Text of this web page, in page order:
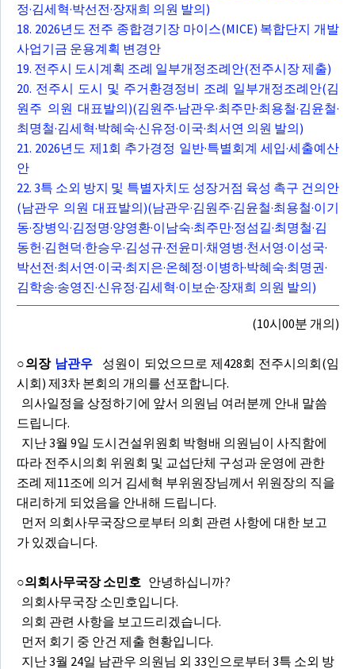
정·김세혁·박선전·장재희 의원 발의)
18. 2026년도 전주 종합경기장 마이스(MICE) 복합단지 개발
사업기금 운용계획 변경안
19. 전주시 도시계획 조례 일부개정조례안(전주시장 제출)
20. 전주시 도시 및 주거환경정비 조례 일부개정조례안(김
원주 의원 대표발의)(김원주·남관우·최주만·최용철·김윤철·
최명철·김세혁·박혜숙·신유정·이국·최서연 의원 발의)
21. 2026년도 제1회 추가경정 일반·특별회계 세입·세출예산
안
22. 3특 소외 방지 및 특별자치도 성장거점 육성 촉구 건의안
(남관우 의원 대표발의)(남관우·김원주·김윤철·최용철·이기
동·장병익·김정명·양영환·이남숙·최주만·정섬길·최명철·김
동헌·김현덕·한승우·김성규·전윤미·채영병·천서영·이성국·
박선전·최서연·이국·최지은·온혜정·이병하·박혜숙·최명권·
김학송·송영진·신유정·김세혁·이보순·장재희 의원 발의)
(10시00분 개의)
○의장 남관우성원이 되었으므로 제428회 전주시의회(임
시회) 제3차 본회의 개의를 선포합니다.
의사일정을 상정하기에 앞서 의원님 여러분께 안내 말씀
드립니다.
지난 3월 9일 도시건설위원회 박형배 의원님이 사직함에
따라 전주시의회 위원회 및 교섭단체 구성과 운영에 관한
조례 제11조에 의거 김세혁 부위원장님께서 위원장의 직을
대리하게 되었음을 안내해 드립니다.
먼저 의회사무국장으로부터 의회 관련 사항에 대한 보고
가 있겠습니다.
○의회사무국장 소민호 안녕하십니까?
의회사무국장 소민호입니다.
의회 관련 사항을 보고드리겠습니다.
먼저 회기 중 안건 제출 현황입니다.
지난 3월 24일 남관우 의원님 외 33인으로부터 3특 소외 방